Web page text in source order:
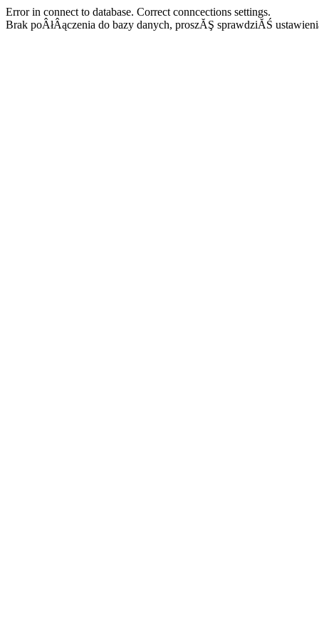
Error in connect to database. Correct conncections settings.
Brak poÂłÂączenia do bazy danych, proszĂŞ sprawdziĂŚ